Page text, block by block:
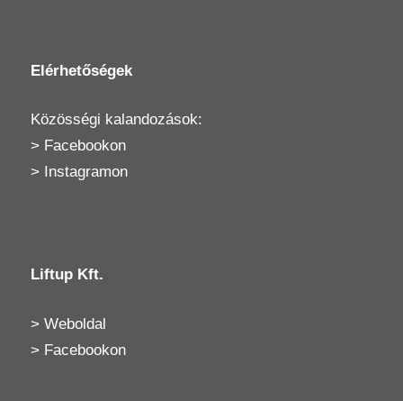
Elérhetőségek
Közösségi kalandozások:
> Facebookon
> Instagramon
Liftup Kft.
> Weboldal
> Facebookon